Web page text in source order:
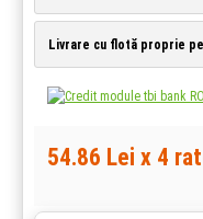
Livrare cu flotă proprie
54.86 Lei x 4